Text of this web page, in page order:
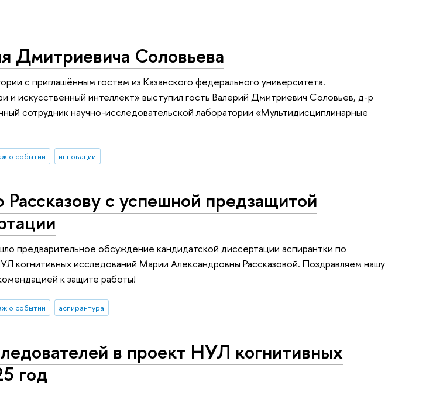
Дмитриевича Соловьева
с приглашённым гостем из Казанского федерального университета.
искусственный интеллект» выступил гость Валерий Дмитриевич Соловьев, д-р
сотрудник научно-исследовательской лаборатории «Мультидисциплинарные
о событии инновации
с успешной предзащитой
предварительное обсуждение кандидатской диссертации аспирантки по
когнитивных исследований Марии Александровны Рассказовой. Поздравляем нашу
к защите работы!
о событии аспирантура
в проект НУЛ когнитивных
год